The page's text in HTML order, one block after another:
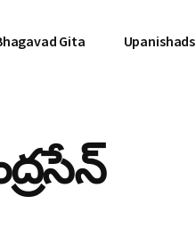
Gita Upanishads